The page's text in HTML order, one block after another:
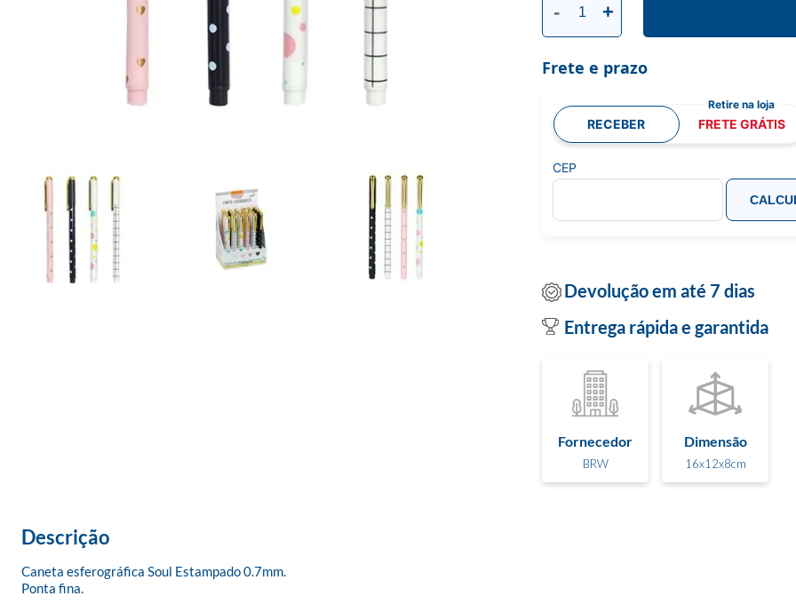
- +
Frete e prazo
RECEBER FRETE GRÁTIS
CEP
Devolução em até 7 dias
Entrega rápida e garantida
Fornecedor
BRW
Dimensão
16x12x8cm
Descrição
Caneta esferográfica Soul Estampado 0.7mm.
Ponta fina.